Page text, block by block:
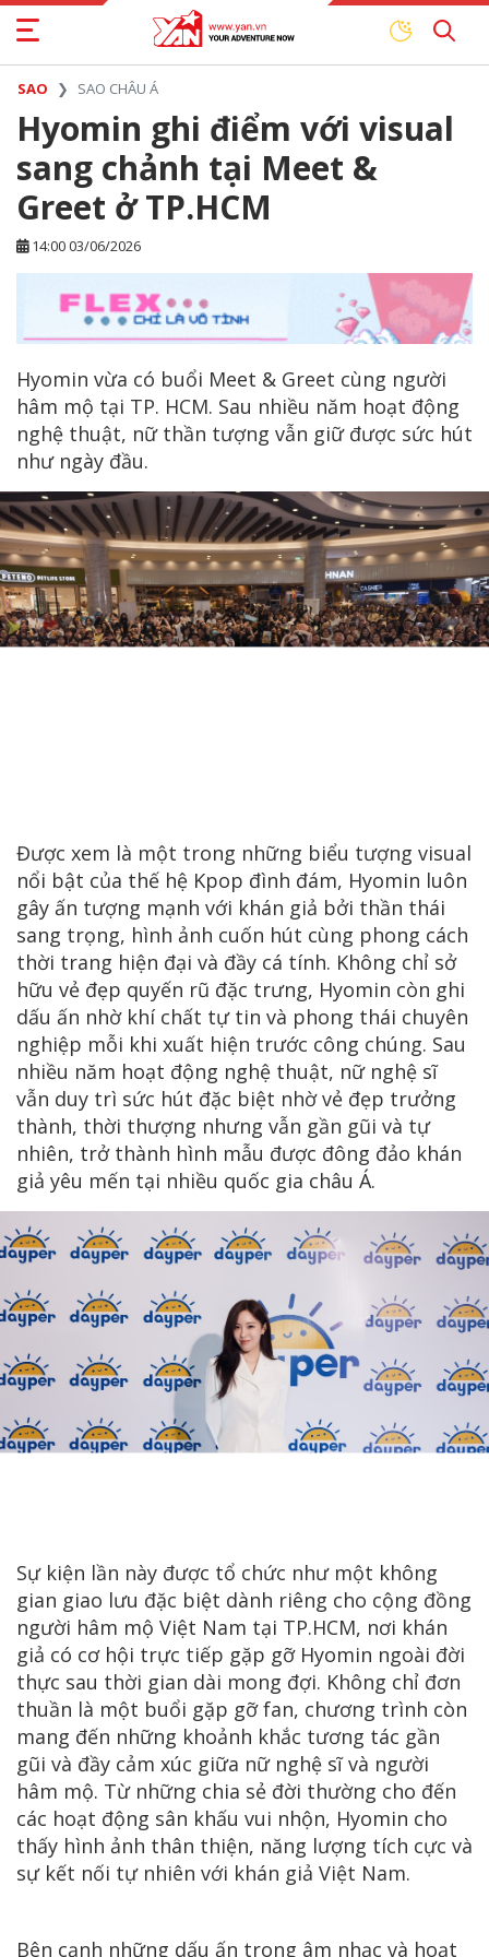
SAO SAO CHÂU Á
Hyomin ghi điểm với visual
sang chảnh tại Meet &
Greet ở TP.HCM
14:00 03/06/2026
Hyomin vừa có buổi Meet & Greet cùng người
hâm mộ tại TP. HCM. Sau nhiều năm hoạt động
nghệ thuật, nữ thần tượng vẫn giữ được sức hút
như ngày đầu.
Được xem là một trong những biểu tượng visual
nổi bật của thế hệ Kpop đình đám, Hyomin luôn
gây ấn tượng mạnh với khán giả bởi thần thái
sang trọng, hình ảnh cuốn hút cùng phong cách
thời trang hiện đại và đầy cá tính. Không chỉ sở
hữu vẻ đẹp quyến rũ đặc trưng, Hyomin còn ghi
dấu ấn nhờ khí chất tự tin và phong thái chuyên
nghiệp mỗi khi xuất hiện trước công chúng. Sau
nhiều năm hoạt động nghệ thuật, nữ nghệ sĩ
vẫn duy trì sức hút đặc biệt nhờ vẻ đẹp trưởng
thành, thời thượng nhưng vẫn gần gũi và tự
nhiên, trở thành hình mẫu được đông đảo khán
giả yêu mến tại nhiều quốc gia châu Á.
Sự kiện lần này được tổ chức như một không
gian giao lưu đặc biệt dành riêng cho cộng đồng
người hâm mộ Việt Nam tại TP.HCM, nơi khán
giả có cơ hội trực tiếp gặp gỡ Hyomin ngoài đời
thực sau thời gian dài mong đợi. Không chỉ đơn
thuần là một buổi gặp gỡ fan, chương trình còn
mang đến những khoảnh khắc tương tác gần
gũi và đầy cảm xúc giữa nữ nghệ sĩ và người
hâm mộ. Từ những chia sẻ đời thường cho đến
các hoạt động sân khấu vui nhộn, Hyomin cho
thấy hình ảnh thân thiện, năng lượng tích cực và
sự kết nối tự nhiên với khán giả Việt Nam.
Bên cạnh những dấu ấn trong âm nhạc và hoạt